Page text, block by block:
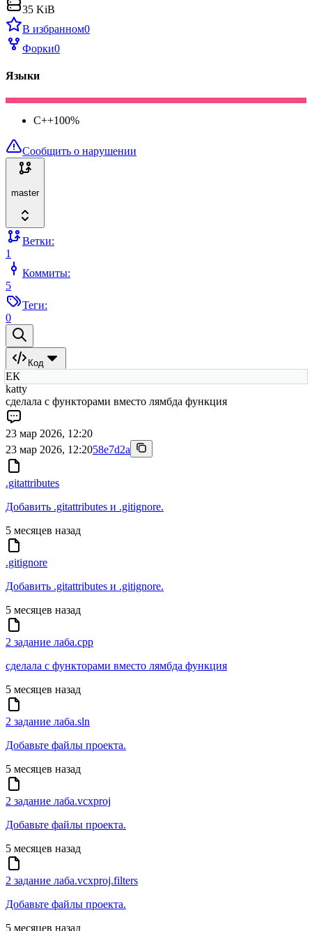
35 KiB
В избранном0
Форки0
Языки
C++100%
Сообщить о нарушении
master
Ветки:
1
Коммиты:
5
Теги:
0
Код
ЕК
katty
сделала с функторами вместо лямбда функция
23 мар 2026, 12:20
23 мар 2026, 12:2058e7d2a
.gitattributes
Добавить .gitattributes и .gitignore.
5 месяцев назад
.gitignore
Добавить .gitattributes и .gitignore.
5 месяцев назад
2 задание лаба.cpp
сделала с функторами вместо лямбда функция
5 месяцев назад
2 задание лаба.sln
Добавьте файлы проекта.
5 месяцев назад
2 задание лаба.vcxproj
Добавьте файлы проекта.
5 месяцев назад
2 задание лаба.vcxproj.filters
Добавьте файлы проекта.
5 месяцев назад